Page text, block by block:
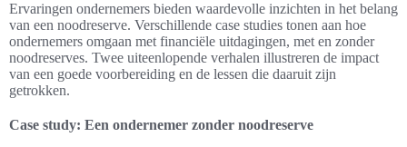
Ervaringen ondernemers bieden waardevolle inzichten in het belang
van een noodreserve. Verschillende case studies tonen aan hoe
ondernemers omgaan met financiële uitdagingen, met en zonder
noodreserves. Twee uiteenlopende verhalen illustreren de impact
van een goede voorbereiding en de lessen die daaruit zijn
getrokken.
Case study: Een ondernemer zonder noodreserve